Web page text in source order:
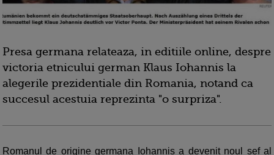
Presa germana relateaza, in editiile online, despre
victoria etnicului german Klaus Iohannis la
alegerile prezidentiale din Romania, notand ca
succesul acestuia reprezinta "o surpriza".
Romanul de origine germana Iohannis a devenit noul sef al